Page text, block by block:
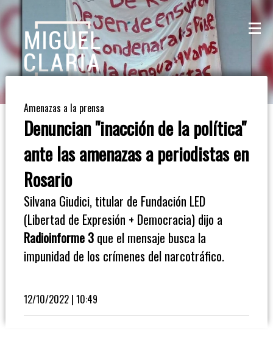
La
Mesa
De
Café
Columna
Opinión
Radioinforme
Amenazas a la prensa
Denuncian "inacción de la política"
ante las amenazas a periodistas en
Rosario
Silvana Giudici, titular de Fundación LED
(Libertad de Expresión + Democracia) dijo a
Radioinforme 3que el mensaje busca la
impunidad de los crímenes del narcotráfico.
12/10/2022 | 10:49